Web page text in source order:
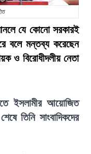
যে কোনো সরকারই
বলে মন্তব্য করেছেন
ও বিরোধীদলীয় নেতা
ইসলামীর আয়োজিত
তিনি সাংবাদিকদের